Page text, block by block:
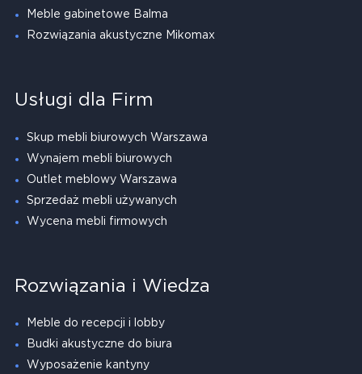
Meble gabinetowe Balma
Rozwiązania akustyczne Mikomax
Usługi dla Firm
Skup mebli biurowych Warszawa
Wynajem mebli biurowych
Outlet meblowy Warszawa
Sprzedaż mebli używanych
Wycena mebli firmowych
Rozwiązania i Wiedza
Meble do recepcji i lobby
Budki akustyczne do biura
Wyposażenie kantyny